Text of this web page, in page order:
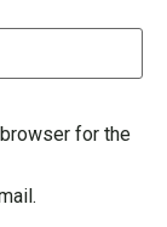
for the